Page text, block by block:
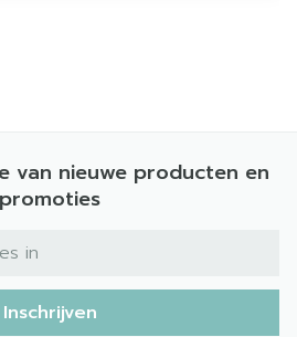
van nieuwe producten en
promoties
Inschrijven